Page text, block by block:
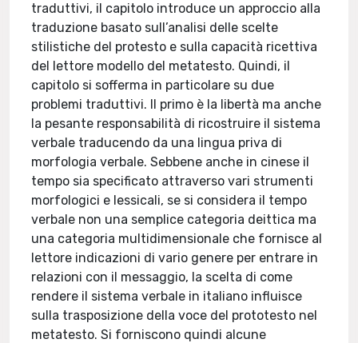
traduttivi, il capitolo introduce un approccio alla
traduzione basato sull’analisi delle scelte
stilistiche del protesto e sulla capacità ricettiva
del lettore modello del metatesto. Quindi, il
capitolo si sofferma in particolare su due
problemi traduttivi. Il primo è la libertà ma anche
la pesante responsabilità di ricostruire il sistema
verbale traducendo da una lingua priva di
morfologia verbale. Sebbene anche in cinese il
tempo sia specificato attraverso vari strumenti
morfologici e lessicali, se si considera il tempo
verbale non una semplice categoria deittica ma
una categoria multidimensionale che fornisce al
lettore indicazioni di vario genere per entrare in
relazioni con il messaggio, la scelta di come
rendere il sistema verbale in italiano influisce
sulla trasposizione della voce del prototesto nel
metatesto. Si forniscono quindi alcune